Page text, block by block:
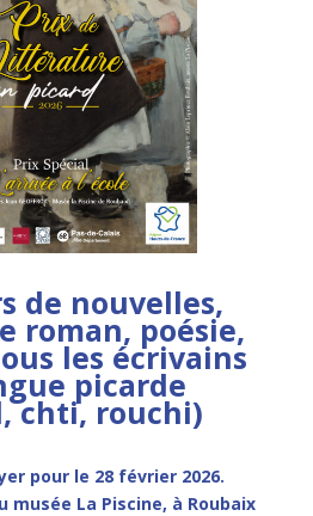
de nouvelles,
roman, poésie,
les écrivains
picarde
chti, rouchi)
pour le 28 février 2026.
musée La Piscine, à Roubaix